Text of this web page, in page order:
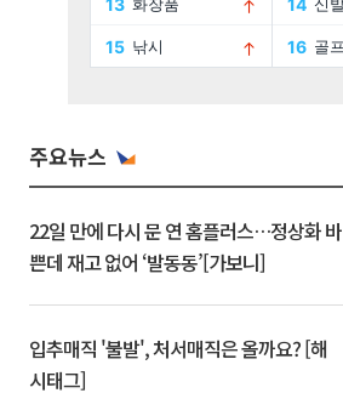
주요뉴스
22일 만에 다시 문 연 홈플러스…정상화 바
쁜데 재고 없어 ‘발동동’[가보니]
입추매직 '불발', 처서매직은 올까요? [해
시태그]